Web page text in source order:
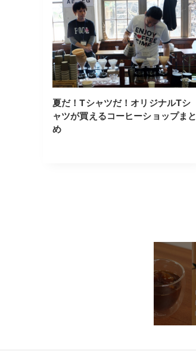
夏だ！Tシャツだ！オリジナルTシ
ャツが買えるコーヒーショップまと
め